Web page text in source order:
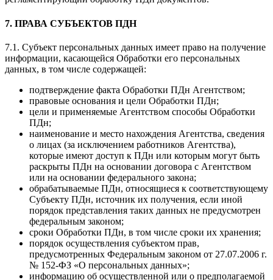
7. ПРАВА СУБЪЕКТОВ ПДН
7.1. Субъект персональных данных имеет право на получение
информации, касающейся Обработки его персональных
данных, в том числе содержащей:
подтверждение факта Обработки ПДн Агентством;
правовые основания и цели Обработки ПДн;
цели и применяемые Агентством способы Обработки
ПДн;
наименование и место нахождения Агентства, сведения
о лицах (за исключением работников Агентства),
которые имеют доступ к ПДн или которым могут быть
раскрыты ПДн на основании договора с Агентством
или на основании федерального закона;
обрабатываемые ПДн, относящиеся к соответствующему
Субъекту ПДн, источник их получения, если иной
порядок представления таких данных не предусмотрен
федеральным законом;
сроки Обработки ПДн, в том числе сроки их хранения;
порядок осуществления субъектом прав,
предусмотренных Федеральным законом от 27.07.2006 г.
№ 152-ФЗ «О персональных данных»;
информацию об осуществленной или о предполагаемой